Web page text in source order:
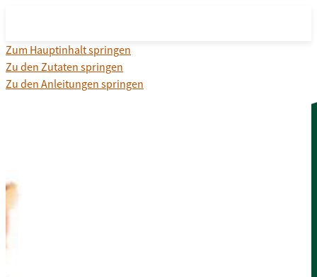
Zum Hauptinhalt springen
Zu den Zutaten springen
Zu den Anleitungen springen